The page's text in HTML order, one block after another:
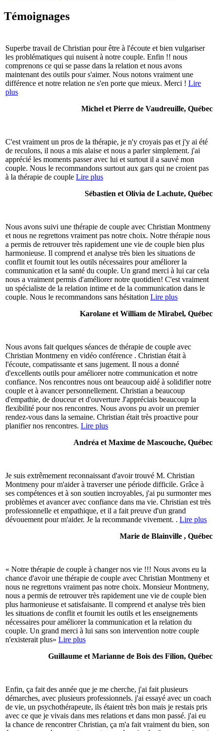
Témoignages
Superbe travail de Christian pour être à l'écoute et bien vulgariser
les problématiques qui nuisent à notre couple. Enfin !! nous
comprenons ce qui se passe dans la relation et nous avons
maintenant des outils pour s'aimer. Nous notons vraiment une
différence et notre relation ne s'en porte que mieux. Merci ! Lire
plus
Michel et Pierre de Vaudreuille, Québec
C'est vraiment un pros de la thérapie, je n'y croyais pas et j'y ai été
de reculons, il nous a mis alaise et nous a parler simplement. j'ai
apprécié les moments passer avec lui et surtout il a sauvé mon
couple. Nous le recommandons surtout aux gars qui ne croient pas
à la thérapie de couple Lire plus
Sébastien et Olivia de Lachute, Québec
Nous avons suivi une thérapie de couple avec Christian Montmeny
et nous ne regrettons vraiment pas notre choix. Notre thérapie nous
a permis de retrouver très rapidement une vie de couple bien plus
harmonieuse. Il comprend et analyse très bien les situations de
conflit et fournit tout les outils nécessaires pour améliorer la
communication et la santé du couple. Un grand merci à lui car cela
nous a vraiment permis d'améliorer notre quotidien! C'est vraiment
un spécialiste de la relation intime et de la communication dans le
couple. Nous le recommandons sans hésitation Lire plus
Karolane et William de Mirabel, Québec
Nous avons fait quelques séances de thérapie de couple avec
Christian Montmeny en vidéo conférence . Christian était à
l'écoute, compatissante et sans jugement. Il nous a donné
d'excellents outils pour améliorer notre communication et notre
confiance. Nos rencontres nous ont beaucoup aidé à solidifier notre
couple et à avancer personnellement. Christian a beaucoup
d'empathie, de douceur et d'ouverture J'appréciais beaucoup la
flexibilité pour nos rencontres. Nous avons pu avoir un premier
rendez-vous dans la semaine. Christian était très proactive pour
planifier nos rencontres. Lire plus
Andréa et Maxime de Mascouche, Québec
Je suis extrêmement reconnaissant d'avoir trouvé M. Christian
Montmeny pour m'aider à traverser une période difficile. Grâce à
ses compétences et à son soutien incroyables, j'ai pu surmonter mes
problèmes et avancer avec confiance dans ma vie. Christian est très
professionnelle et empathique, et il a fait preuve d'un grand
dévouement pour m'aider. Je la recommande vivement. . Lire plus
Marie de Blainville , Québec
« Notre thérapie de couple à changer nos vie !!! Nous avons eu la
chance d'avoir une thérapie de couple avec Christian Montmeny et
nous ne regrettons vraiment pas notre choix. Monsieur Montmeny,
nous a permis de retrouver très rapidement une vie de couple bien
plus harmonieuse et satisfaisante. Il comprend et analyse très bien
les situations de conflit et fournit les outils et les enseignements
nécessaires pour améliorer la communication et la relation du
couple. Un grand merci à lui sans son intervention notre couple
n'existerait plus» Lire plus
Guillaume et Marianne de Bois des Filion, Québec
Enfin, ça fait des année que je me cherche, j'ai fait plusieurs
démarches, avec plusieurs professionnels. j'ai essayé avec un coach
de vie, un psychothérapeute, ils étaient très bon mais je restais pris
avec ce que je vivais dans mes relations et dans mon passé. j'ai eu
la chance de rencontrer Christian, ça m'a fait vraiment du bien, son